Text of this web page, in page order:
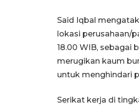
Said Iqbal
lokasi perusahaan/
18.00 WIB, sebagai
merugikan kaum
untuk menghindari
Serikat kerja di